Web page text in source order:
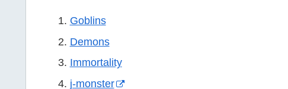
Goblins
Demons
Immortality
j-monster